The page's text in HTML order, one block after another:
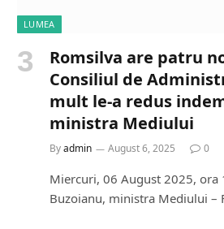
LUMEA
Romsilva are patru
Consiliul de
mult le-a redus
ministra Mediului
Byadmin August 6, 2025 0
Miercuri, 06 August 2025,
Buzoianu, ministra Mediului –